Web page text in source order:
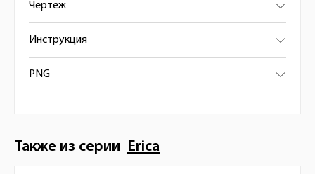
Чертёж
Инструкция
PNG
Также из серии Erica